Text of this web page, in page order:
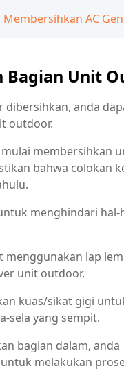
Membersihkan AC
Bagian Unit
dibersihkan, anda
outdoor.
membersihkan
bahwa colokan
menghindari hal-
menggunakan lap
unit outdoor.
kuas/sikat gigi
sela yang sempit.
bagian dalam, anda
melakukan